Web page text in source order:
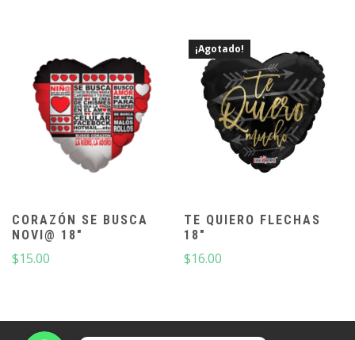
CORAZÓN SE BUSCA
NOVI@ 18″
$15.00
¡Agotado!
TE QUIERO FLECHAS
18″
$16.00